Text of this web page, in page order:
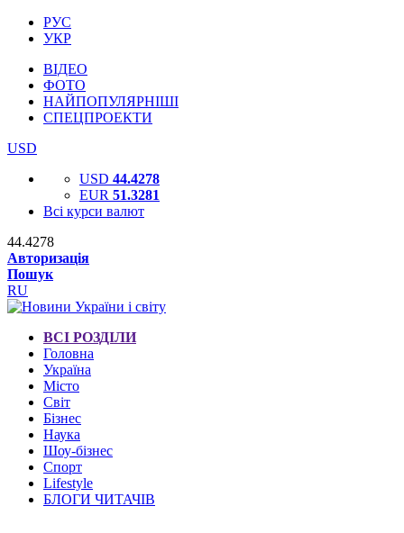
РУС
УКР
ВІДЕО
ФОТО
НАЙПОПУЛЯРНІШІ
СПЕЦПРОЕКТИ
USD
USD 44.4278
EUR 51.3281
Всі курси валют
44.4278
Авторизація
Пошук
RU
ВСІ РОЗДІЛИ
Головна
Україна
Місто
Світ
Бізнес
Наука
Шоу-бізнес
Спорт
Lifestyle
БЛОГИ ЧИТАЧІВ